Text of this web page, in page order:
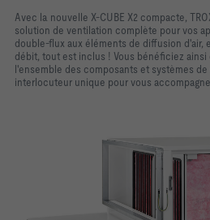
Avec la nouvelle X-CUBE X2 compacte,
solution de ventilation complète pour vos
double-flux aux éléments de diffusion d'air,
débit, tout est inclus ! Vous bénéficiez
l'ensemble des composants et systèmes
interlocuteur unique pour vous